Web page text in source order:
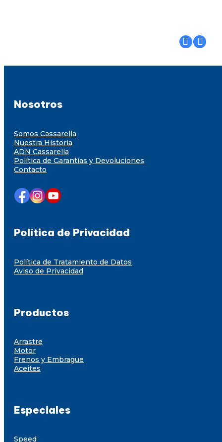
Nosotros
Somos Cassarella
Nuestra Historia
ADN Cassarella
Política de Garantías y Devoluciones
Contacto
Política de Privacidad
Política de Tratamiento de Datos
Aviso de Privacidad
Productos
Arrastre
Motor
Frenos y Embrague
Aceites
Especiales
Speed